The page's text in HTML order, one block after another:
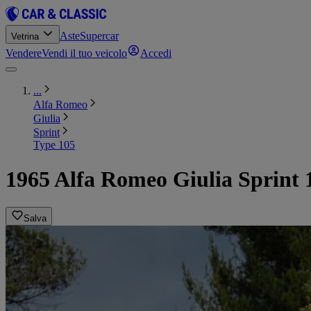
Vetrina AsteSupercar
VendereVendi il tuo veicolo Accedi
...
Alfa Romeo
Giulia
Sprint
Type 105
1965 Alfa Romeo Giulia Sprint
Salva